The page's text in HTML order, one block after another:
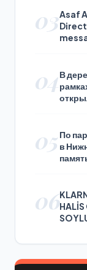
03Asaf
04В
05 По
в
06HALİS